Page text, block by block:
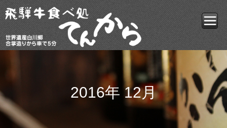
2016年 12月